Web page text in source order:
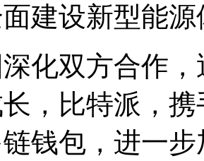
建设新型能
化双方合作
，比特派，
钱包，进一